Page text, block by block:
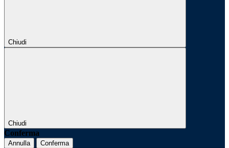
Chiudi
Chiudi
Conferma
Annulla Conferma